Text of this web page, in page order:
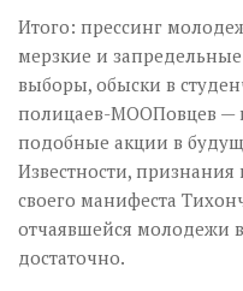
Итого: прессинг
мерзкие и
выборы, обыски в
полицаев-МООПовцев — и
подобные акции в
Известности,
своего манифеста
отчаявшейся молодежи
достаточно.